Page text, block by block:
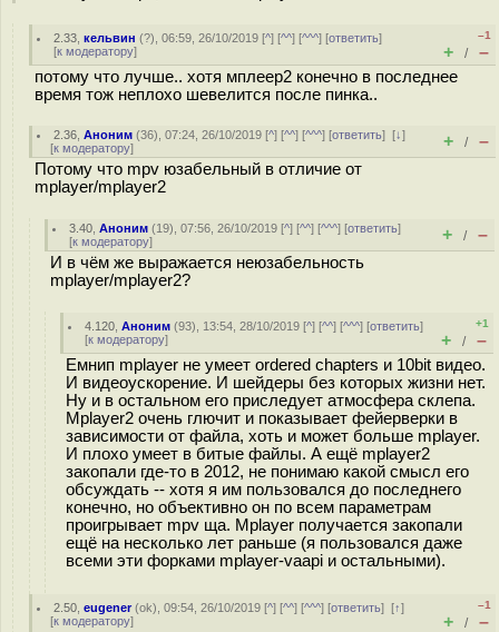
2.33 ,кельвин (?), 06:59, 26/10/2019 [^] [^^] [^^^] [ответить]
[к модератору]
–1
+ / –
потому что лучше.. хотя мплеер2 конечно в последнее
время тож неплохо шевелится после пинка..
2.36 ,Аноним (36), 07:24, 26/10/2019 [^] [^^] [^^^] [ответить][↓]
[к модератору] + / –
Потому что mpv юзабельный в отличие от
mplayer/mplayer2
3.40 ,Аноним (19), 07:56, 26/10/2019 [^] [^^] [^^^] [ответить]
[к модератору] + / –
И в чём же выражается неюзабельность
mplayer/mplayer2?
4.120 ,Аноним (93), 13:54, 28/10/2019 [^] [^^] [^^^] [ответить]
[к модератору]
+1
+ / –
Емнип mplayer не умеет ordered chapters и 10bit видео.
И видеоускорение. И шейдеры без которых жизни нет.
Ну и в остальном его приследует атмосфера склепа.
Mplayer2 очень глючит и показывает фейерверки в
зависимости от файла, хоть и может больше mplayer.
И плохо умеет в битые файлы. А ещё mplayer2
закопали где-то в 2012, не понимаю какой смысл его
обсуждать -- хотя я им пользовался до последнего
конечно, но объективно он по всем параметрам
проигрывает mpv ща. Mplayer получается закопали
ещё на несколько лет раньше (я пользовался даже
всеми эти форками mplayer-vaapi и остальными).
2.50 ,eugener(ok), 09:54, 26/10/2019 [^] [^^] [^^^] [ответить][↑]
[к модератору]
–1
+ / –